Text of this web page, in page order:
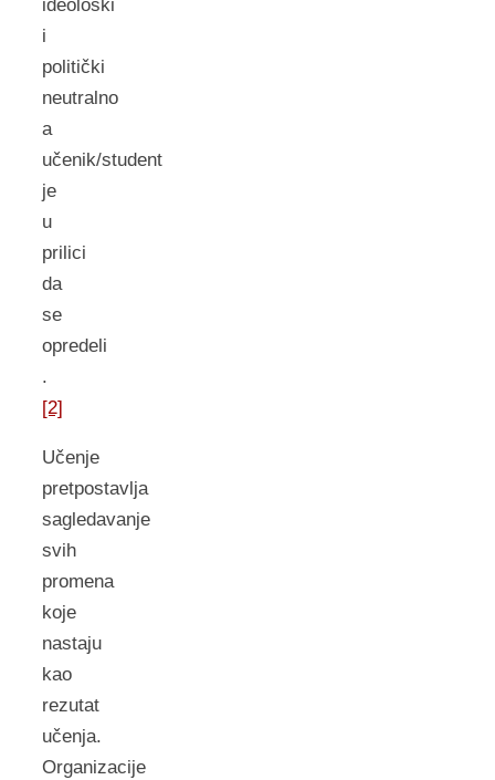
ideološki
i
politički
neutralno
a
učenik/student
je
u
prilici
da
se
opredeli
.
[2]
Učenje
pretpostavlja
sagledavanje
svih
promena
koje
nastaju
kao
rezutat
učenja.
Organizacije